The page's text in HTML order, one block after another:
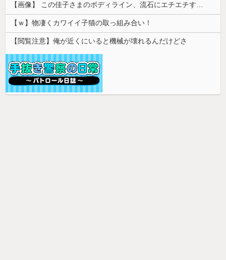
【画像】 この佳子さまのボディライン、流石にエチエチすぎやろ！
【ｗ】物凄くカワイイ子猫の取っ組み合い！
【閲覧注意】俺が近くにいると機械が壊れるんだけどさ